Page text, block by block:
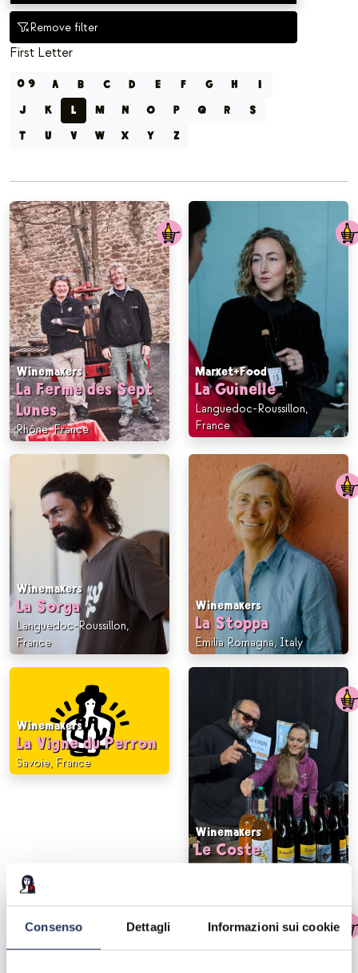
Consenso Dettagli Informazioni sui cookie
Remove filter
First Letter
0 9 A B C D E F G H I
J K L M N O P Q R S
T U V W X Y Z
Winemakers
La Ferme des Sept
Lunes
Rhône, France
Market+Food
La Guinelle
Languedoc-Roussillon,
France
Winemakers
La Sorga
Languedoc-Roussillon,
France
Winemakers
La Stoppa
Emilia Romagna, Italy
Winemakers
La Vigne du Perron
Savoie, France
Winemakers
Le Coste